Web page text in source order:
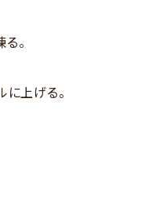
。
上げる。